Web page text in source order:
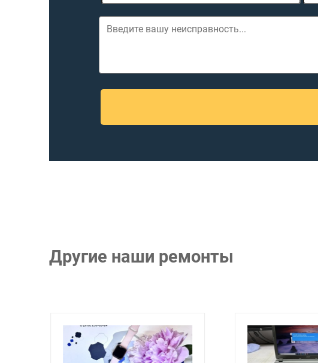
Другие наши ремонты